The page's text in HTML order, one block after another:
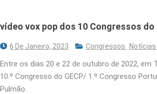
vídeo vox pop dos 10 Congressos do
6 De Janeiro, 2023 Congressos Notícias
Entre os dias 20 e 22 de outubro de 2022, em
10.º Congresso do GECP/ 1.º Congresso
Pulmão.